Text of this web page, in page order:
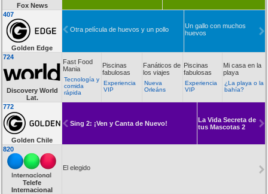
Fox News
407
Golden Edge
Otra película de huevos y un pollo
Un gallo con muchos
huevos
724
Discovery World
Lat.
Fast Food
Mania
Tecnología y
comida
rápida
Piscinas
fabulosas
Experiencia
VIP
Fanáticos de
los viajes
Nueva
Orleáns
Piscinas
fabulosas
Experiencia
VIP
Mi casa en la
playa
¿La playa o la
bahía?
772
Golden Chile
Sing 2: ¡Ven y Canta de Nuevo!
La Vida Secreta de
tus Mascotas 2
820
Telefe
Internacional
El elegido